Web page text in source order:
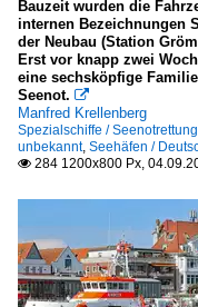
Bauzeit wurden die
internen Bezeichnungen
der Neubau (Station
Erst vor knapp zwei
eine sechsköpfige
Seenot. 
Manfred Krellenberg
Spezialschiffe /
unbekannt, Seehäfen /
 284 1200x800 Px,